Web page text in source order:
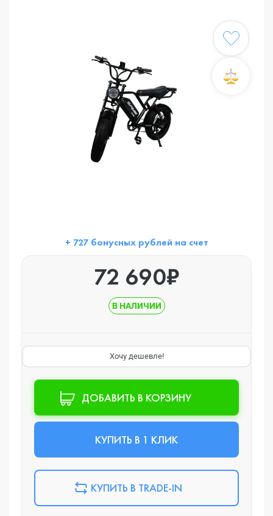
+ 727 бонусных рублей на счет
72 690₽
В НАЛИЧИИ
Хочу дешевле!
ДОБАВИТЬ В КОРЗИНУ
КУПИТЬ В 1 КЛИК
КУПИТЬ В TRADE-IN